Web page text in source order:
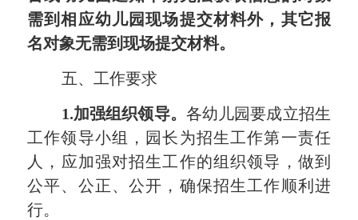
需到相应幼儿园现场提交材料外， 其它报
名对象无需到现场提交材料。
五、工作要求
1.加强组织领导。 各幼儿园要成立招生
工作领导小组， 园长为招生工作第一责任
人， 应加强对招生工作的组织领导，做到
公平、公正、公开，确保招生工作顺利进
行。